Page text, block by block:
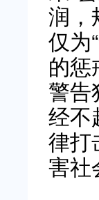
润，
仅为
的
警告
经不
律打
害社